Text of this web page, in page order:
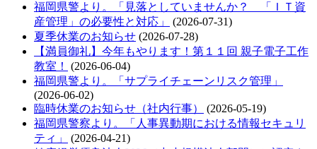
福岡県警より。「見落としていませんか？ 「ＩＴ資
産管理」の必要性と対応」
(2026-07-31)
夏季休業のお知らせ (2026-07-28)
【満員御礼】今年もやります！第１１回 親子電子工作
教室！
(2026-06-04)
福岡県警より。「サプライチェーンリスク管理」
(2026-06-02)
臨時休業のお知らせ（社内行事）
(2026-05-19)
福岡県警察より。「人事異動期における情報セキュリ
ティ」
(2026-04-21)